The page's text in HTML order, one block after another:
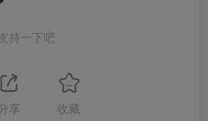
持一下吧
享 收藏